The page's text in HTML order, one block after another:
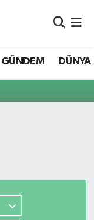
GÜNDEM DÜNYA